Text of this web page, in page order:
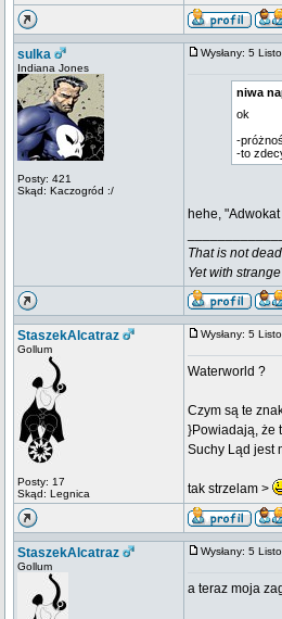
sulka
Indiana Jones
Posty: 421
Skąd: Kaczogród :/
Wysłany: 5
niwa
ok
-
-to
hehe,
That is not
Yet with
StaszekAlcatraz
Gollum
Posty: 17
Skąd: Legnica
Wysłany: 5
Waterworld ?
Czym są te
}Powiadają, że
Suchy Ląd jest
tak strzelam >
StaszekAlcatraz
Gollum
Wysłany: 5
a teraz moja